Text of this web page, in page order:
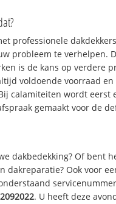
professionele
probleem te verhelpen.
is de kans op verdere
voldoende voorraad
calamiteiten wordt eerst
gemaakt voor de
dakbedekking? Of bent
dakreparatie? Ook voor
. U heeft deze